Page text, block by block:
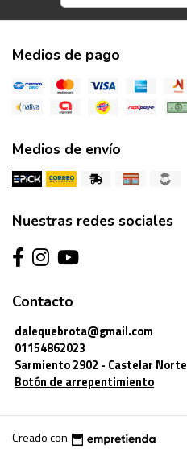
Medios de pago
Medios de envío
Nuestras redes sociales
Contacto
dalequebrota@gmail.com
01154862023
Sarmiento 2902 - Castelar Norte
Botón de arrepentimiento
Creado con